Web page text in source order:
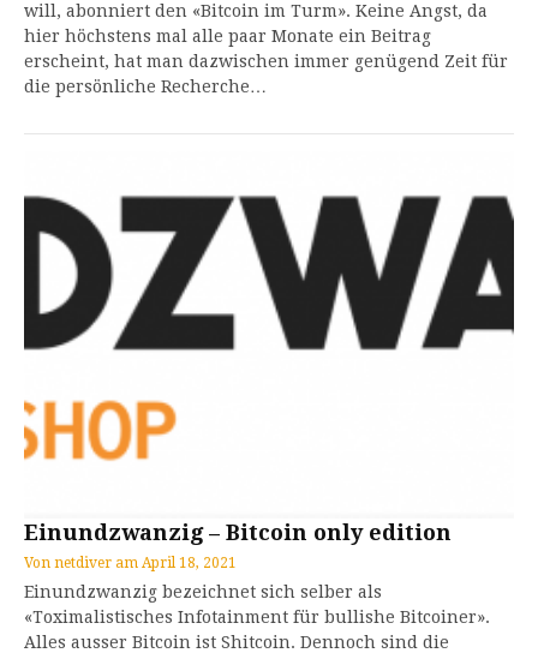
will, abonniert den «Bitcoin im Turm». Keine Angst, da
hier höchstens mal alle paar Monate ein Beitrag
erscheint, hat man dazwischen immer genügend Zeit für
die persönliche Recherche…
Einundzwanzig – Bitcoin only edition
Von netdiver am April 18, 2021
Einundzwanzig bezeichnet sich selber als
«Toximalistisches Infotainment für bullishe Bitcoiner».
Alles ausser Bitcoin ist Shitcoin. Dennoch sind die